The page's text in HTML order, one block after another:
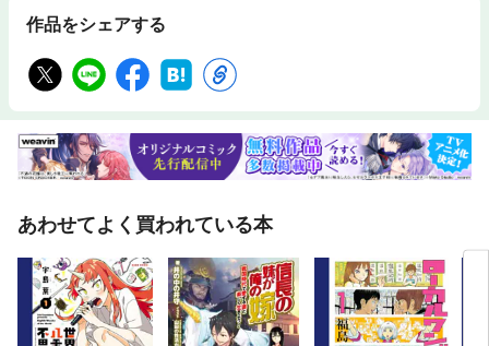
作品をシェアする
あわせてよく買われている本